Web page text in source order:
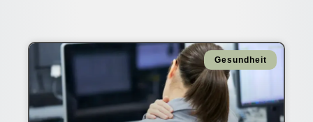
Gesundheit